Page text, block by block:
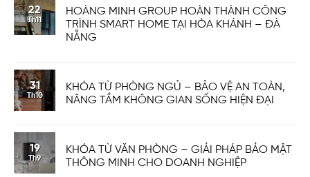
22
Th11
HOÀNG MINH GROUP HOÀN THÀNH CÔNG
TRÌNH SMART HOME TẠI HÒA KHÁNH – ĐÀ
NẴNG
31
Th10
KHÓA TỪ PHÒNG NGỦ – BẢO VỆ AN TOÀN,
NÂNG TẦM KHÔNG GIAN SỐNG HIỆN ĐẠI
19
Th9
KHÓA TỪ VĂN PHÒNG – GIẢI PHÁP BẢO MẬT
THÔNG MINH CHO DOANH NGHIỆP